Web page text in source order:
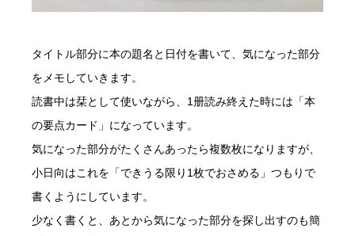
タイトル部分に本の題名と日付を書いて、気になった部分
をメモしていきます。
読書中は栞として使いながら、1册読み終えた時には「本
の要点カード」になっています。
気になった部分がたくさんあったら複数枚になりますが、
小日向はこれを「できうる限り1枚でおさめる」つもりで
書くようにしています。
少なく書くと、あとから気になった部分を探し出すのも簡